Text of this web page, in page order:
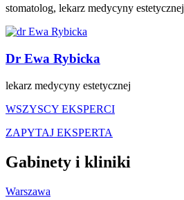
stomatolog, lekarz medycyny estetycznej
Dr Ewa Rybicka
lekarz medycyny estetycznej
WSZYSCY EKSPERCI
ZAPYTAJ EKSPERTA
Gabinety i kliniki
Warszawa